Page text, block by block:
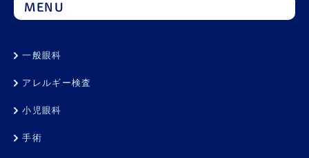
MENU
一般眼科
アレルギー検査
小児眼科
手術